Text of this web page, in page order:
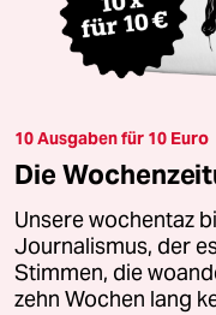
10 Ausgaben für 10 Euro
Die
Unsere wochentaz
Journalismus, der
Stimmen, die
zehn Wochen lang